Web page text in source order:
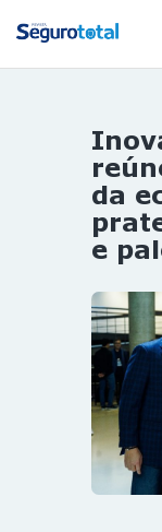
da
e